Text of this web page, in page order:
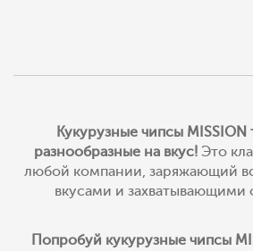
Кукурузные чипсы MISSION
разнообразные на вкус!Это
любой компании, заряжающий
вкусами и
Попробуй кукурузные чипсы